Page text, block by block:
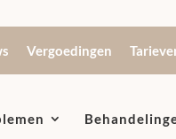
Vergoedingen